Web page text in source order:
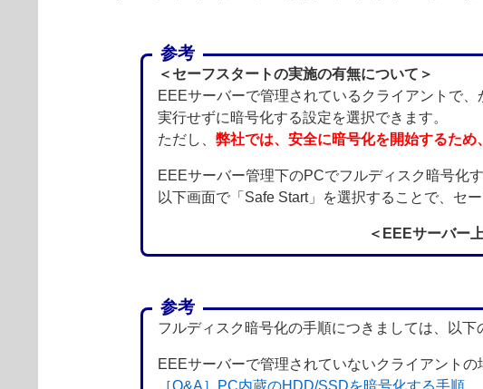
参考
＜セーフスタートの実施の有無について＞
EEEサーバーで管理されているクライアントで
実行せずに暗号化する設定を選択できます。
ただし、 弊社では、安全に暗号化を開始するため
EEEサーバー管理下のPCでフルディスク暗号化
以下画面で「Safe Start」を選択することで、セ
＜EEEサーバー
参考
フルディスク暗号化の手順につきましては、以下
EEEサーバーで管理されていないクライアントの
［Q&A］PC内蔵のHDD/SSDを暗号化する手順